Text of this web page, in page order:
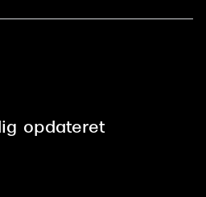
All-Inclusive™
opdateret